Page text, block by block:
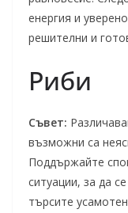
енергия и
решителни и
Риби
Съвет:
възможни са
Поддържайте
ситуации, за да
търсите